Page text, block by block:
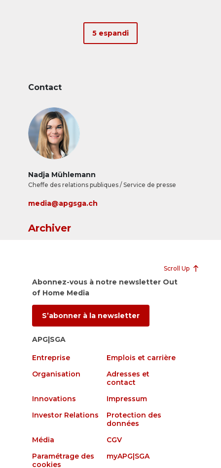
publicitaires de premier plan constituent la
solution idéale afin de produire un impact
5 espandi
Contact
Nadja Mühlemann
Cheffe des relations publiques / Service de presse
media@apgsga.ch
Archiver
Scroll Up
Abonnez-vous à notre newsletter Out
of Home Media
S’abonner à la newsletter
APG|SGA
Entreprise
Emplois et carrière
Organisation
Adresses et
contact
Innovations
Impressum
Investor Relations
Protection des
données
Média
CGV
Paramétrage des
cookies
myAPG|SGA